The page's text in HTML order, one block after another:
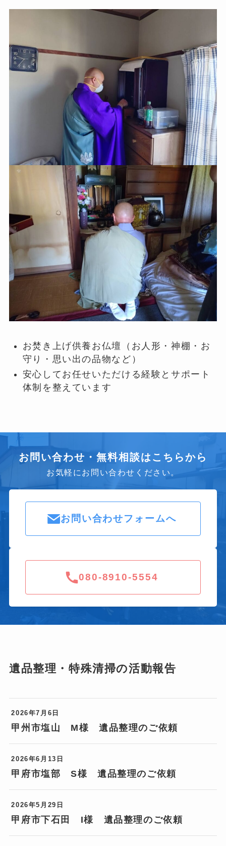
お焚き上げ供養お仏壇（お人形・神棚・お
守り・思い出の品物など）
安心してお任せいただける経験とサポート
体制を整えています
お問い合わせ・無料相談はこちらから
お気軽にお問い合わせください。
お問い合わせフォームへ
080-8910-5554
遺品整理・特殊清掃の活動報告
2026年7月6日
甲州市塩山 M様 遺品整理のご依頼
2026年6月13日
甲府市塩部 S様 遺品整理のご依頼
2026年5月29日
甲府市下石田 I様 遺品整理のご依頼